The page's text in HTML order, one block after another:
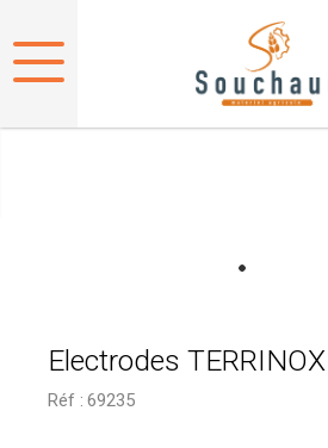
Electrodes
Réf : 69235